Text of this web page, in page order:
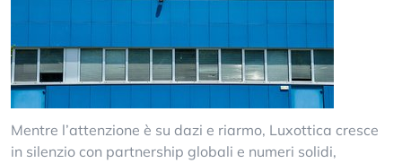
Mentre l’attenzione è su dazi e riarmo, Luxottica cresce
in silenzio con partnership globali e numeri solidi,